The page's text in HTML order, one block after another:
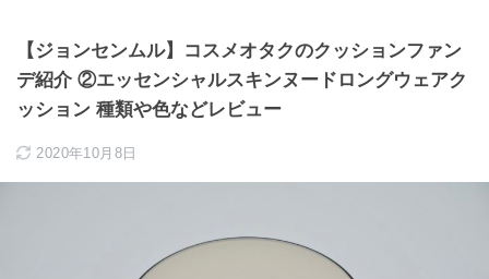
【ジョンセンムル】コスメオタクのクッションファン
デ紹介 ②エッセンシャルスキンヌードロングウェアク
ッション 種類や色などレビュー
2020年10月8日